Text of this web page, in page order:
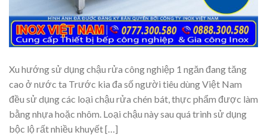
Xu hướng sử dụng chậu rửa công nghiệp 1 ngăn đang tăng
cao ở nước ta Trước kia đa số người tiêu dùng Việt Nam
đều sử dụng các loại chậu rửa chén bát, thực phẩm được làm
bằng nhựa hoặc nhôm. Loại chậu này sau quá trình sử dụng
bộc lộ rất nhiều khuyết […]